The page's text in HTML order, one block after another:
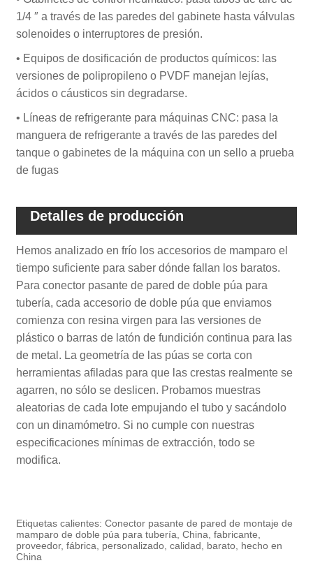
1/4 ″ a través de las paredes del gabinete hasta válvulas
solenoides o interruptores de presión.
• Equipos de dosificación de productos químicos: las
versiones de polipropileno o PVDF manejan lejías,
ácidos o cáusticos sin degradarse.
• Líneas de refrigerante para máquinas CNC: pasa la
manguera de refrigerante a través de las paredes del
tanque o gabinetes de la máquina con un sello a prueba
de fugas
Detalles de producción
Hemos analizado en frío los accesorios de mamparo el
tiempo suficiente para saber dónde fallan los baratos.
Para conector pasante de pared de doble púa para
tubería, cada accesorio de doble púa que enviamos
comienza con resina virgen para las versiones de
plástico o barras de latón de fundición continua para las
de metal. La geometría de las púas se corta con
herramientas afiladas para que las crestas realmente se
agarren, no sólo se deslicen. Probamos muestras
aleatorias de cada lote empujando el tubo y sacándolo
con un dinamómetro. Si no cumple con nuestras
especificaciones mínimas de extracción, todo se
modifica.
Etiquetas calientes: Conector pasante de pared de montaje de
mamparo de doble púa para tubería, China, fabricante,
proveedor, fábrica, personalizado, calidad, barato, hecho en
China